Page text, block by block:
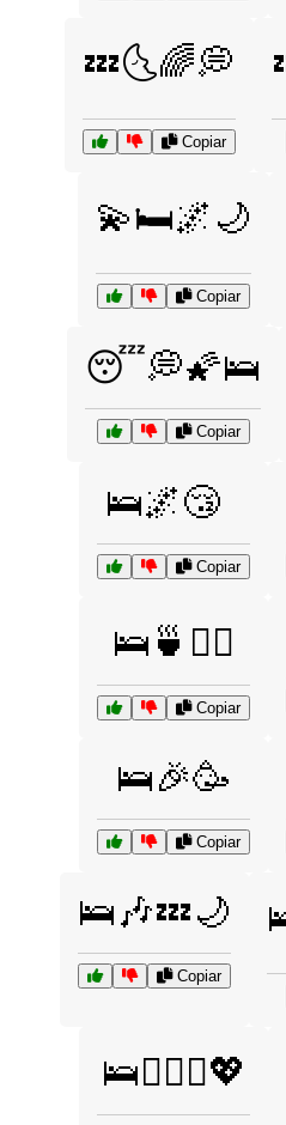
💤🌜🌈💭
Copiar
💫🛏️🌌🌙
Copiar
😴💭🌠🛌
Copiar
🛌🌌😴
Copiar
🛌🍵💆‍♀️
Copiar
🛌🎉🥳
Copiar
🛌🎶💤🌙
Copiar
🛌👩‍❤️‍👨💖